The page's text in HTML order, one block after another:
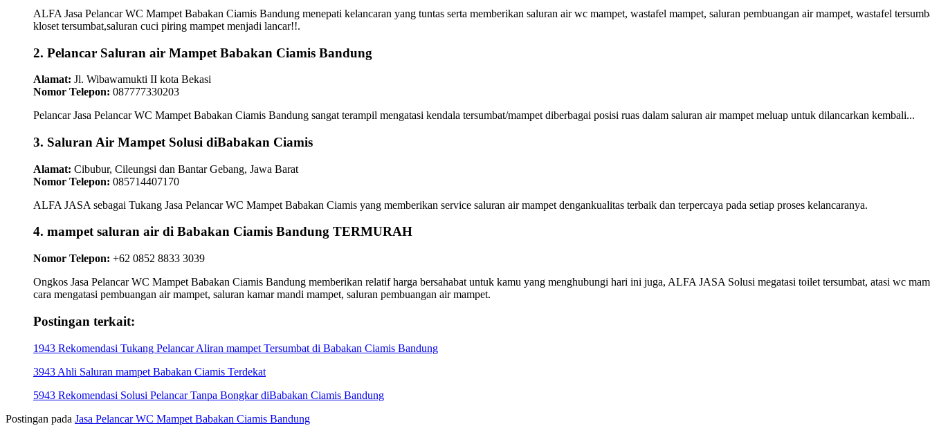
ALFA Jasa Pelancar WC Mampet Babakan Ciamis Bandung menepati kelancaran yang tuntas serta memberikan saluran air wc mampet, wastafel mampet, saluran pembuangan air mampet, wastafel
kloset tersumbat,saluran cuci piring mampet menjadi lancar!!.
2. Pelancar Saluran air Mampet Babakan Ciamis Bandung
Alamat: Jl. Wibawamukti II kota Bekasi
Nomor Telepon: 087777330203
Pelancar Jasa Pelancar WC Mampet Babakan Ciamis Bandung sangat terampil mengatasi kendala tersumbat/mampet diberbagai posisi ruas dalam saluran air mampet meluap untuk dilancarkan kembali...
3. Saluran Air Mampet Solusi diBabakan Ciamis
Alamat: Cibubur, Cileungsi dan Bantar Gebang, Jawa Barat
Nomor Telepon: 085714407170
ALFA JASA sebagai Tukang Jasa Pelancar WC Mampet Babakan Ciamis yang memberikan service saluran air mampet dengankualitas terbaik dan terpercaya pada setiap proses kelancaranya.
4. mampet saluran air di Babakan Ciamis Bandung TERMURAH
Nomor Telepon: +62 0852 8833 3039
Ongkos Jasa Pelancar WC Mampet Babakan Ciamis Bandung memberikan relatif harga bersahabat untuk kamu yang menghubungi hari ini juga, ALFA JASA Solusi megatasi toilet tersumbat, atasi wc
cara mengatasi pembuangan air mampet, saluran kamar mandi mampet, saluran pembuangan air mampet.
Postingan terkait:
1943 Rekomendasi Tukang Pelancar Aliran mampet Tersumbat di Babakan Ciamis Bandung
3943 Ahli Saluran mampet Babakan Ciamis Terdekat
5943 Rekomendasi Solusi Pelancar Tanpa Bongkar diBabakan Ciamis Bandung
Postingan pada Jasa Pelancar WC Mampet Babakan Ciamis Bandung